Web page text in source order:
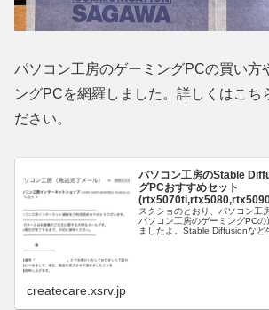
パソコン工房のゲーミングPCの買い方
ングPCを網羅しました。詳しくはこち
ださい。
パソコン工房のStable
グPCおすすめセット
スクショのとおり、パソコン工
パソコン工房のゲーミングPC
ましたよ。Stable Diffusionなど
createcare.xsrv.jp